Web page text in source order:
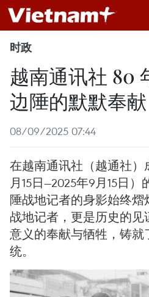
时政
越南通讯社 80
边陲的默默奉献
08/09/2025 07:44
在越南通讯社（越通社）
月15日—2025年9月15日
陲战地记者的身影始终
战地记者，更是历史的
意义的奉献与牺牲，铸就
统。